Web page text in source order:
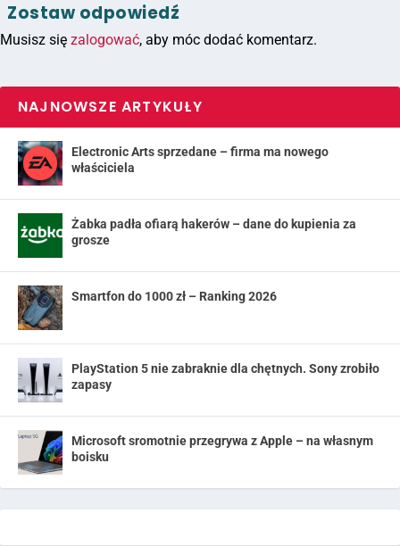
Zostaw odpowiedź
Musisz się zalogować, aby móc dodać komentarz.
NAJNOWSZE ARTYKUŁY
Electronic Arts sprzedane – firma ma nowego
właściciela
Żabka padła ofiarą hakerów – dane do kupienia za
grosze
Smartfon do 1000 zł – Ranking 2026
PlayStation 5 nie zabraknie dla chętnych. Sony zrobiło
zapasy
Microsoft sromotnie przegrywa z Apple – na własnym
boisku